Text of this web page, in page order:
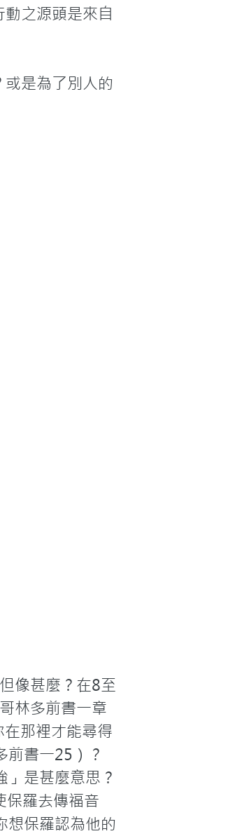
之源頭是來自
是為了別人的
像甚麼？在8至
林多前書一章
那裡才能尋得
前書一25）？
」是甚麼意思？
保羅去傳福音
想保羅認為他的